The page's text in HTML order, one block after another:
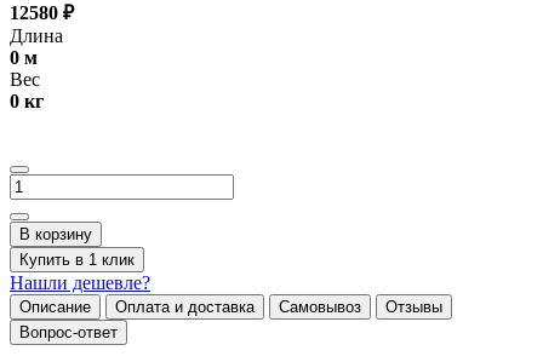
12580 ₽
Длина
0 м
Вес
0 кг
В корзину
Купить в 1 клик
Нашли дешевле?
Описание Оплата и доставка Самовывоз
Отзывы
Вопрос-ответ